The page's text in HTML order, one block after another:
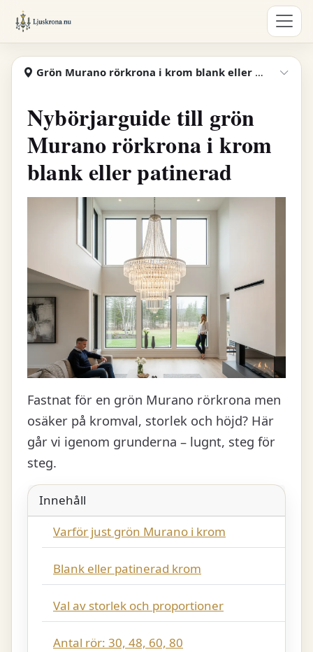
Hoppa till huvudinnehåll
Ljuskrona
Grön Murano rörkrona i krom blank eller patinerad guide
Nybörjarguide till grön
Murano rörkrona i krom
blank eller patinerad
Fastnat för en grön Murano rörkrona men
osäker på kromval, storlek och höjd? Här
går vi igenom grunderna – lugnt, steg för
steg.
Innehåll
Varför just grön Murano i krom
Blank eller patinerad krom
Val av storlek och proportioner
Antal rör: 30, 48, 60, 80